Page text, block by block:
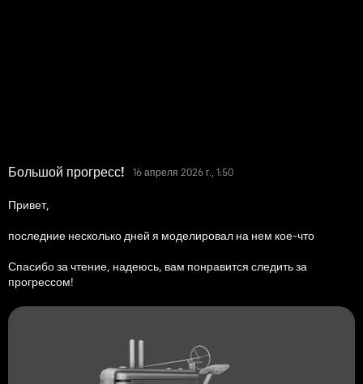
Большой прогресс! 16 апреля 2026 г., 1:50
Привет,
последние несколько дней я моделировал на нем кое-что
Спасибо за чтение, надеюсь, вам понравится следить за
прогрессом!